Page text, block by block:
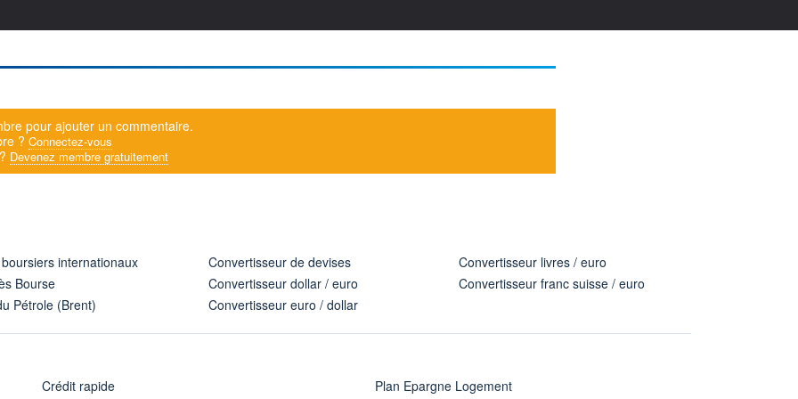
pour ajouter un commentaire.
? Connectez-vous
Devenez membre gratuitement
internationaux
Bourse
Pétrole (Brent)
Convertisseur de devises
Convertisseur dollar / euro
Convertisseur euro / dollar
Convertisseur livres / euro
Convertisseur franc suisse / euro
Crédit rapide
Plan Epargne Logement